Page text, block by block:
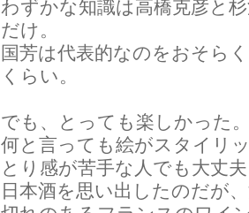
わずかな知識は高橋克彦と
だけ。
国芳は代表的なのをおそら
くらい。
でも、とっても楽しかった
何と言っても絵がスタイリ
とり感が苦手な人でも大丈
日本酒を思い出したのだが